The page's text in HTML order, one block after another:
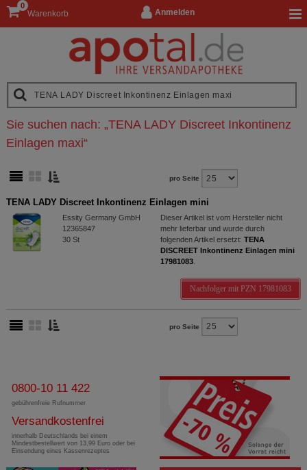
Anmelden
Warenkorb
0
Sie suchen nach: „TENA LADY Discreet Inkontinenz
Einlagen maxi“
pro Seite
TENA LADY Discreet Inkontinenz Einlagen mini
Essity Germany GmbH
12365847
30St
Dieser Artikel ist vom Hersteller nicht
mehr lieferbar und wurde durch
folgenden Artikel ersetzt: TENA
DISCREET Inkontinenz Einlagen mini
17981083.
Nachfolger mit PZN 17981083
pro Seite
0800-10 11 422
gebührenfreie Rufnummer
Versandkostenfrei
innerhalb Deutschlands bei einem
Mindestbestellwert von 13,99 Euro oder bei
Einsendung eines Kassenrezeptes